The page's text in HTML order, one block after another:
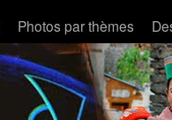
Photos par thèmes